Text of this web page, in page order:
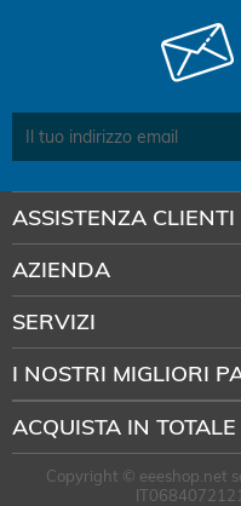
ASSISTENZA CLIENTI
AZIENDA
SERVIZI
I NOSTRI MIGLIORI
ACQUISTA IN
Copyright © eeeshop.net